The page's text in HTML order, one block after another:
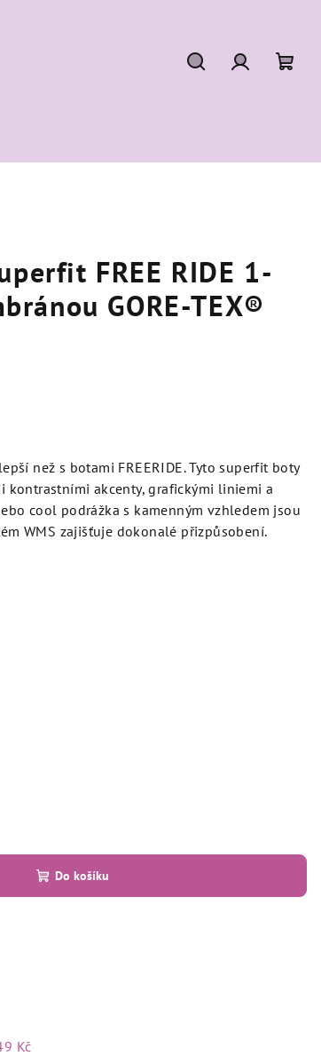
FREE RIDE 1-
GORE-TEX®
než s botami FREERIDE. Tyto superfit boty
akcenty, grafickými liniemi a
cool podrážka s kamenným vzhledem jsou
WMS zajišťuje dokonalé přizpůsobení.
Do košíku
Kč